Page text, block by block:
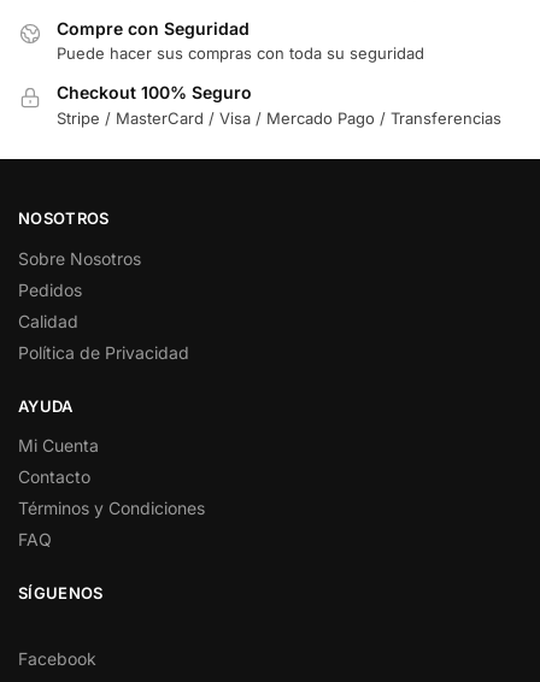
Compre con Seguridad
Puede hacer sus compras con toda su seguridad
Checkout 100% Seguro
Stripe / MasterCard / Visa / Mercado Pago / Transferencias
NOSOTROS
Sobre Nosotros
Pedidos
Calidad
Política de Privacidad
AYUDA
Mi Cuenta
Contacto
Términos y Condiciones
FAQ
SÍGUENOS
Facebook